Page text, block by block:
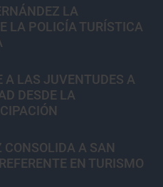
LA
LA POLICÍA TURÍSTICA
LAS JUVENTUDES A
DESDE LA
A SAN
EN TURISMO